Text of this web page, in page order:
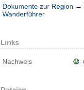
Dokumente zur Region →
Wanderführer
Links
Nachweis